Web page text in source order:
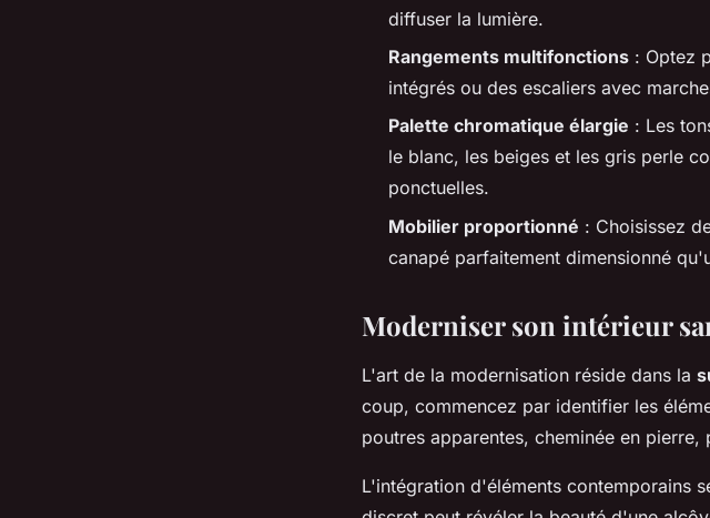
diffuser la lumière.
Rangements multifonctions : Optez
intégrés ou des escaliers avec
Palette chromatique élargie : Les
le blanc, les beiges et les gris perle
ponctuelles.
Mobilier proportionné : Choisissez
canapé parfaitement dimensionné
Moderniser son intérieur
L'art de la modernisation réside dans la
coup, commencez par identifier les
poutres apparentes, cheminée en
L'intégration d'éléments contemporains